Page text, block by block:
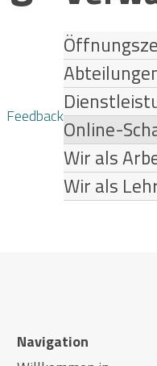
Online-
Wir als
Wir als
Feedback
Navigation